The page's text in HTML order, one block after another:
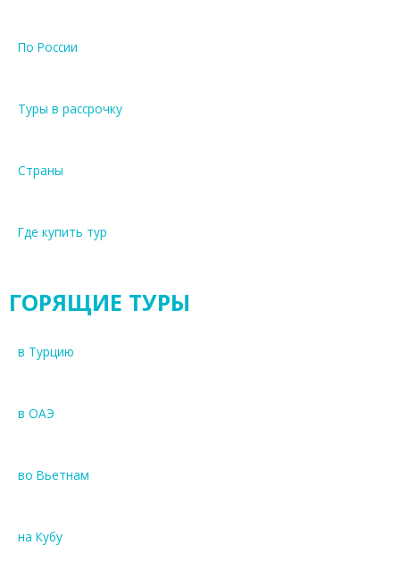
По России
Туры в рассрочку
Страны
Где купить тур
ГОРЯЩИЕ ТУРЫ
в Турцию
в ОАЭ
во Вьетнам
на Кубу